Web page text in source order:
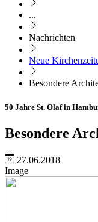
...
Nachrichten
Neue
Besondere
50 Jahre St. Olaf in
Besondere
27.06.2018
Image